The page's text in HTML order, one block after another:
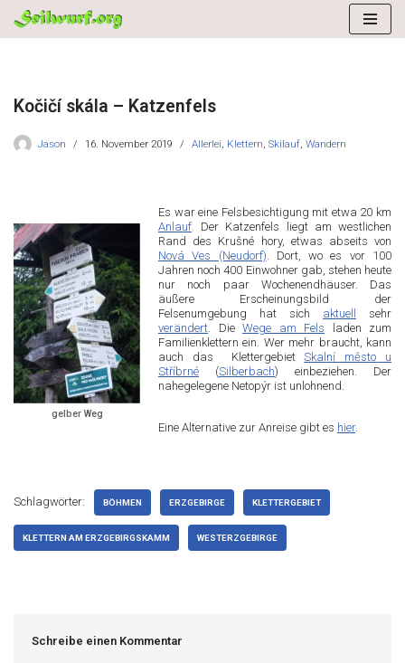
Kočičí skála – Katzenfels
Jason 16. November 2019 Allerlei, Klettern, Skilauf, Wandern
gelber Weg
Es war eine Felsbesichtigung mit etwa 20 km
Anlauf. Der Katzenfels liegt am westlichen
Rand des Krušné hory, etwas abseits von
Nová Ves (Neudorf). Dort, wo es vor 100
Jahren noch 400 Einwohner gab, stehen heute
nur noch paar Wochenendhäuser. Das
äußere Erscheinungsbild der
Felsenumgebung hat sich aktuell
sehr
verändert. Die Wege am Fels laden zum
Familienklettern ein. Wer mehr braucht, kann
auch das KlettergebietSkalní město u
Stříbrné (Silberbach) einbeziehen. Der
nahegelegene Netopýr ist unlohnend.
Eine Alternative zur Anreise gibt es hier.
Schlagwörter: BÖHMEN ERZGEBIRGE KLETTERGEBIET
KLETTERN AM ERZGEBIRGSKAMM WESTERZGEBIRGE
Schreibe einen Kommentar